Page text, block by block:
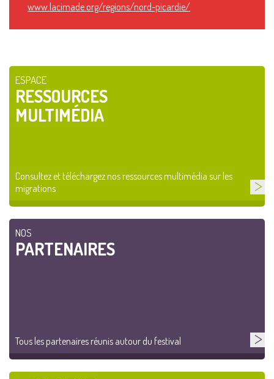
www.lacimade.org/regions/nord-picardie/
ESPACE
RESSOURCES
MULTIMÉDIA
Consultez et téléchargez nos ressources multimédia sur les
migrations
NOS
PARTENAIRES
Tous les partenaires réunis autour du festival